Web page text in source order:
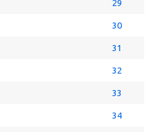
29
30
31
32
33
34